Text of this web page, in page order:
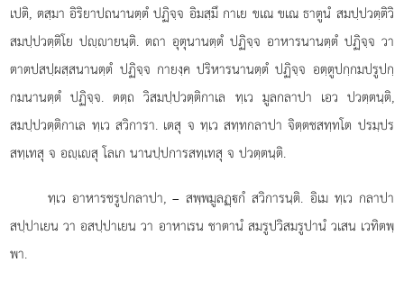
เปติ, ตสฺมา อิริยาปถนานตฺตํ ปฏิจฺจ อิมสฺมึ กาเย ขเณ ขเณ ธาตูนํ สมปฺปวตฺติวิ
สมปฺปวตฺติโย ปฺายนฺติ. ตถา อุตุนานตฺตํ ปฏิจฺจ อาหารนานตฺตํ ปฏิจฺจ วา
ตาตปสปฺผสฺสนานตฺตํ ปฏิจฺจ กายงฺค ปริหารนานตฺตํ ปฏิจฺจ อตฺตูปกฺกมปรูปกฺ
กมนานตฺตํ ปฏิจฺจ. ตตฺถ วิสมปฺปวตฺติกาเล ทฺเว มูลกลาปา เอว ปวตฺตนฺติ,
สมปฺปวตฺติกาเล ทฺเว สวิการา. เตสุ จ ทฺเว สทฺทกลาปา จิตฺตชสทฺทโต ปรมฺปร
สทฺเทสุ จ อฺเสุ โลเก นานปฺปการสทฺเทสุ จ ปวตฺตนฺติ.
ทฺเว อาหารชรูปกลาปา, – สพฺพมูลฏฺกํ สวิการนฺติ. อิเม ทฺเว กลาปา
สปฺปาเยน วา อสปฺปาเยน วา อาหาเรน ชาตานํ สมรูปวิสมรูปานํ วเสน เวทิตพฺ
พา.